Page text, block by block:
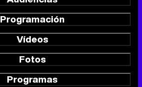
Programación
Vídeos
Fotos
Programas